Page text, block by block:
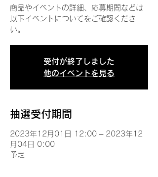
商品やイベントの詳細、応募期間などは
以下イベントについてをご確認くださ
い。
受付が終了しました
他のイベントを見る
抽選受付期間
2023年12月01日 12:00 – 2023年12
月04日 0:00
予定